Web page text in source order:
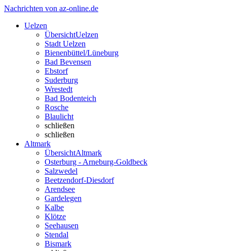
Nachrichten von az-online.de
Uelzen
ÜbersichtUelzen
Stadt Uelzen
Bienenbüttel/Lüneburg
Bad Bevensen
Ebstorf
Suderburg
Wrestedt
Bad Bodenteich
Rosche
Blaulicht
schließen
schließen
Altmark
ÜbersichtAltmark
Osterburg - Arneburg-Goldbeck
Salzwedel
Beetzendorf-Diesdorf
Arendsee
Gardelegen
Kalbe
Klötze
Seehausen
Stendal
Bismark